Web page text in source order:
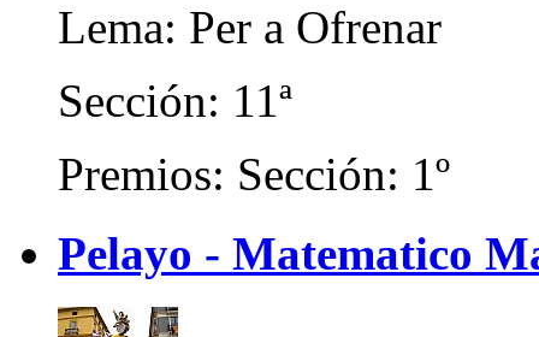
Lema: Per a Ofrenar
Sección: 11ª
Premios: Sección: 1º
Pelayo - Matematico